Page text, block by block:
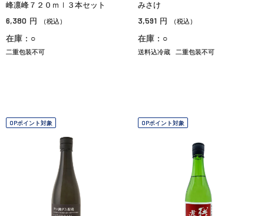
峰凛峰７２０ｍｌ３本セット
6,380 円 （税込）
在庫：○
二重包装不可
みさけ
3,591 円 （税込）
在庫：○
送料込冷蔵 二重包装不可
OPポイント対象 OPポイント対象